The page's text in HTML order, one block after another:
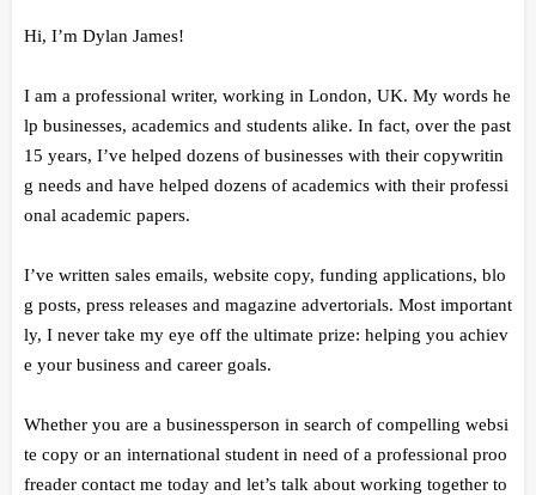
Hi, I’m Dylan James!
I am a professional writer, working in London, UK. My words he
lp businesses, academics and students alike. In fact, over the past
15 years, I’ve helped dozens of businesses with their copywritin
g needs and have helped dozens of academics with their professi
onal academic papers.
I’ve written sales emails, website copy, funding applications, blo
g posts, press releases and magazine advertorials. Most important
ly, I never take my eye off the ultimate prize: helping you achiev
e your business and career goals.
Whether you are a businessperson in search of compelling websi
te copy or an international student in need of a professional proo
freader contact me today and let’s talk about working together to